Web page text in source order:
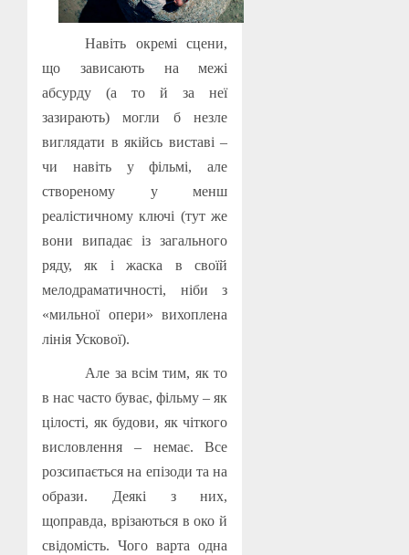
Навіть окремі сцени,
що зависають на межі
абсурду (а то й за неї
зазирають) могли б незле
виглядати в якійсь виставі –
чи навіть у фільмі, але
створеному у менш
реалістичному ключі (тут же
вони випадає із загального
ряду, як і жаска в своїй
мелодраматичності, ніби з
«мильної опери» вихоплена
лінія Ускової).
Але за всім тим, як то
в нас часто буває, фільму – як
цілості, як будови, як чіткого
висловлення – немає. Все
розсипається на епізоди та на
образи. Деякі з них,
щоправда, врізаються в око й
свідомість. Чого варта одна